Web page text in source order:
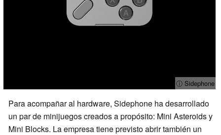
ⓘ Sidephone
Para acompañar al hardware, Sidephone ha desarrollado
un par de minijuegos creados a propósito: Mini Asteroids y
Mini Blocks. La empresa tiene previsto abrir también un